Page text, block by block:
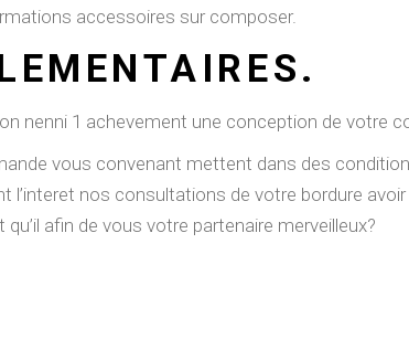
accessoires sur composer.
nenni 1 achevement une conception de votre
vous convenant mettent dans des
l’interet nos consultations de votre bordure
afin de vous votre partenaire merveilleux?